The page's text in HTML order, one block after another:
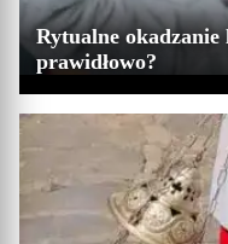
Rytualne
prawidłowo?